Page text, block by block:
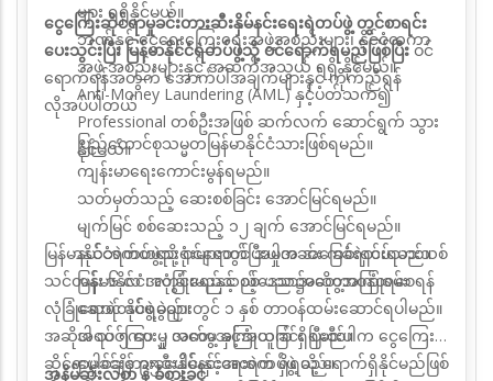
များ ရရှိနိုင်မယ်။
ဘဏ်နှင့် ငွေရေးကြေးရေးအဖွဲ့အစည်းများ၊ နိုင်ငံတကာ
အဖွဲ့ အစည်းများနှင့် အဆက်အသွယ် ရရှိ နိုင်မယ်။
Anti-Money Laundering (AML) နှင့်ပတ်သက်၍
Professional တစ်ဦးအဖြစ် ဆက်လက် ဆောင်ရွက် သွား
နိုင်မယ်။
ငွေကြေးဆိုင်ရာမှုခင်းတားဆီးနှိမ်နင်းရေးရဲတပ်ဖွဲ့ တွင်စာရင်း
ပေးသွင်းပြီး မြန်မာနိုင်ငံရဲတပ်ဖွဲ့သို့ဝင်ရောက်ရမည်ဖြစ်ပြီးဝင်
ရောက်ရန်အတွက် အောက်ပါအချက်များနှင့် ကိုက်ညီရန်
လိုအပ်ပါတယ်
ပြည်ထောင်စုသမ္မတမြန်မာနိုင်ငံသားဖြစ်ရမည်။
ကျန်းမာရေးကောင်းမွန်ရမည်။
သတ်မှတ်သည့် ဆေးစစ်ခြင်း အောင်မြင်ရမည်။
မျက်မြင် စစ်ဆေးသည့် ၁၂ ချက် အောင်မြင်ရမည်။
နယ်ဘက်တရားရုံးများတွင် အမှုအခင်း ကင်းရှင်းရမည်။
မြန်မာနိုင်ငံအတွင်းမည်သည့်ဒေသ၌မဆိုတာဝန်ထမ်း
ဆောင် နိုင်ရမည်။
အရပ် ၅ ပေ ၂ လက်မ နှင့်အထက် ရှိရမည်။
ပေါင်ချိန် ၉၅ ပေါင် နှင့်အထက် ရှိရမည်။
မြန်မာနိုင်ငံရဲတပ်ဖွဲ့သို့ ဝင်ရောက်ပြီးပါက အခြေခံရဲတပ်သားသစ်
သင်တန်း ၆ လ ၊ လုံခြုံရေးနှင့် စစ် ပညာအတွေ့အကြုံရစေရန်
လုံခြုံရေးရဲတပ်ဖွဲ့ခွဲများတွင် ၁ နှစ် တာဝန်ထမ်းဆောင်ရပါမည်။
အဆိုပါ သင်ကြားမှု အတွေ့အကြုံယူခြင်း ပြီးစီးပါက ငွေကြေး
ဆိုင်ရာမှုခင်းတားဆီးနှိမ်နင်းရေးရဲတပ်ဖွဲ့ သို့ ရောက်ရှိနိုင်မည်ဖြစ်
အနိမ့်ဆုံးလစာ နဲ့ ခံစားခွင့်